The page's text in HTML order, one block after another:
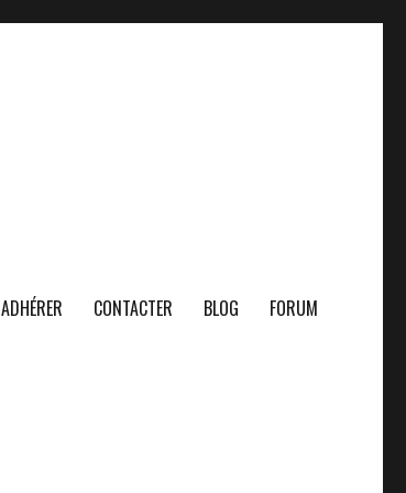
ADHÉRER CONTACTER BLOG FORUM